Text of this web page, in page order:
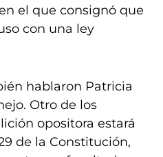
el que consignó que
con una ley
hablaron Patricia
Otro de los
opositora estará
de la Constitución,